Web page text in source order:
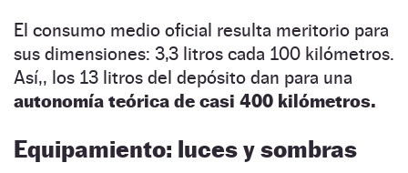
El consumo medio oficial resulta meritorio para
sus dimensiones: 3,3 litros cada 100 kilómetros.
Así,, los 13 litros del depósito dan para una
autonomía teórica de casi 400 kilómetros.
Equipamiento: luces y sombras